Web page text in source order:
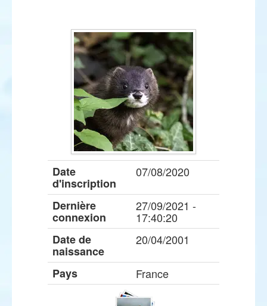
Date
d'inscription
07/08/2020
Dernière
connexion
27/09/2021 -
17:40:20
Date de
naissance
20/04/2001
Pays France